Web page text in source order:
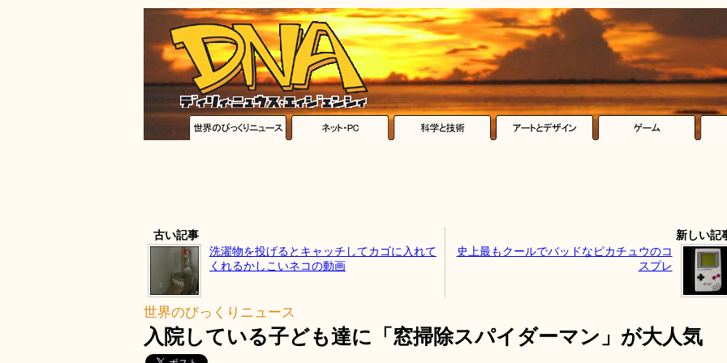
古い記事
洗濯物を投げるとキャッチしてカゴに入れて
くれるかしこいネコの動画
新しい記
史上最もクールでバッドなピカチュウのコ
スプレ
世界のびっくりニュース
入院している子ども達に「窓掃除スパイダーマン」が大人気